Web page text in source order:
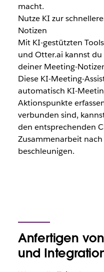
macht.
Nutze KI zur
Notizen
Mit KI-gestützten
und Otter.ai kannst du
deiner Meeting-
Diese KI-Meeting-
automatisch KI-
Aktionspunkte
verbunden sind,
den entsprechenden
Zusammenarbeit
beschleunigen.
Anfertigen
und